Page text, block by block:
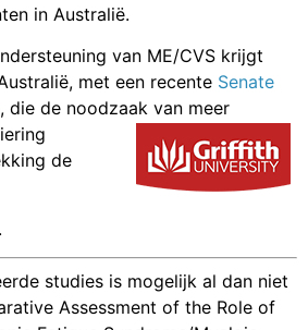
in Australië.
van ME/CVS krijgt
met een recente Senate
, die de noodzaak van meer
de
studies is mogelijk al dan niet
Assessment of the Role of